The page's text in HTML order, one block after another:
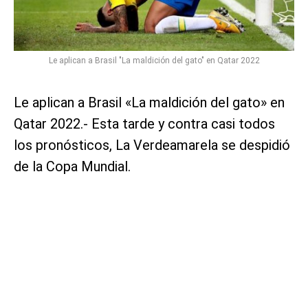
Le aplican a Brasil "La maldición del gato" en Qatar 2022
Le aplican a Brasil «La maldición del gato» en
Qatar 2022.- Esta tarde y contra casi todos
los pronósticos, La Verdeamarela se despidió
de la Copa Mundial.